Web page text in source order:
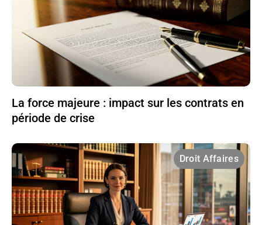
La force majeure : impact sur les contrats en
période de crise
Droit Affaires